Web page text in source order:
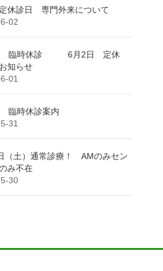
休診日 専門外来について
02
臨時休診 6月2日 定休
知らせ
01
臨時休診案内
31
（土）通常診療！ AMのみセン
み不在
30